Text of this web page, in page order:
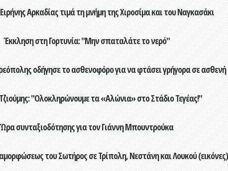
Αρκαδίας τιμά τη μνήμη της Χιροσίμα και του Ναγκασάκι
Έκκληση στη Γορτυνία: "Μην σπαταλάτε το νερό"
οδήγησε το ασθενοφόρο για να φτάσει γρήγορα σε ασθενή
"Ολοκληρώνουμε τα «Αλώνια» στο Στάδιο Τεγέας!"
Ώρα συνταξιοδότησης για τον Γιάννη Μπουντρούκα
του Σωτήρος σε Τρίπολη, Νεστάνη και Λουκού (εικόνες)